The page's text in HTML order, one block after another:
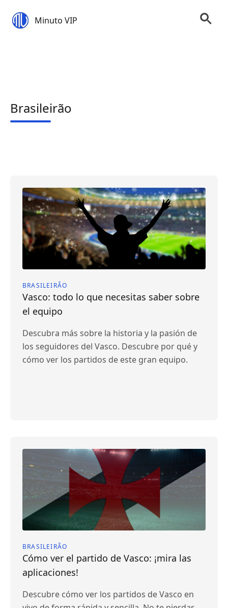
Minuto VIP
Brasileirão
BRASILEIRÃO
Vasco: todo lo que necesitas saber sobre
el equipo
Descubra más sobre la historia y la pasión de
los seguidores del Vasco. Descubre por qué y
cómo ver los partidos de este gran equipo.
BRASILEIRÃO
Cómo ver el partido de Vasco: ¡mira las
aplicaciones!
Descubre cómo ver los partidos de Vasco en